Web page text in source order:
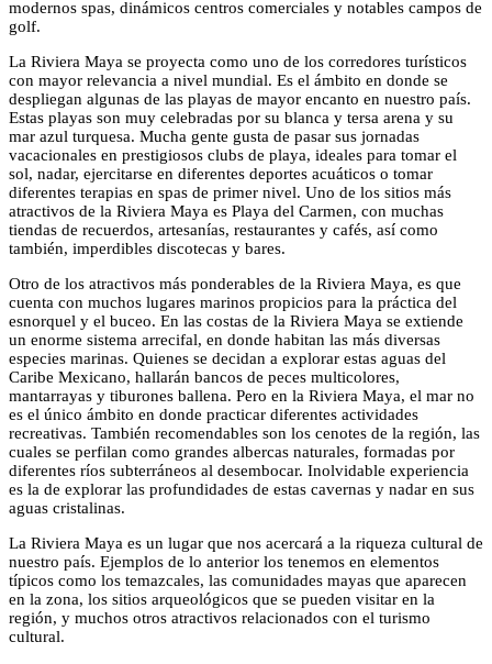
modernos spas, dinámicos centros comerciales y notables campos de
golf.
La Riviera Maya se proyecta como uno de los corredores turísticos
con mayor relevancia a nivel mundial. Es el ámbito en donde se
despliegan algunas de las playas de mayor encanto en nuestro país.
Estas playas son muy celebradas por su blanca y tersa arena y su
mar azul turquesa. Mucha gente gusta de pasar sus jornadas
vacacionales en prestigiosos clubs de playa, ideales para tomar el
sol, nadar, ejercitarse en diferentes deportes acuáticos o tomar
diferentes terapias en spas de primer nivel. Uno de los sitios más
atractivos de la Riviera Maya es Playa del Carmen, con muchas
tiendas de recuerdos, artesanías, restaurantes y cafés, así como
también, imperdibles discotecas y bares.
Otro de los atractivos más ponderables de la Riviera Maya, es que
cuenta con muchos lugares marinos propicios para la práctica del
esnorquel y el buceo. En las costas de la Riviera Maya se extiende
un enorme sistema arrecifal, en donde habitan las más diversas
especies marinas. Quienes se decidan a explorar estas aguas del
Caribe Mexicano, hallarán bancos de peces multicolores,
mantarrayas y tiburones ballena. Pero en la Riviera Maya, el mar no
es el único ámbito en donde practicar diferentes actividades
recreativas. También recomendables son los cenotes de la región, las
cuales se perfilan como grandes albercas naturales, formadas por
diferentes ríos subterráneos al desembocar. Inolvidable experiencia
es la de explorar las profundidades de estas cavernas y nadar en sus
aguas cristalinas.
La Riviera Maya es un lugar que nos acercará a la riqueza cultural de
nuestro país. Ejemplos de lo anterior los tenemos en elementos
típicos como los temazcales, las comunidades mayas que aparecen
en la zona, los sitios arqueológicos que se pueden visitar en la
región, y muchos otros atractivos relacionados con el turismo
cultural.